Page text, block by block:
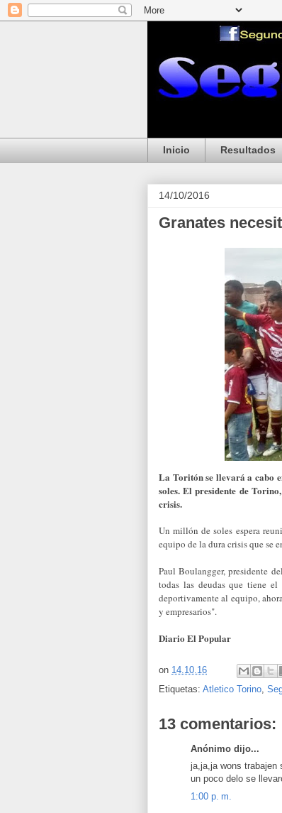
Inicio Resultados
14/10/2016
Granates
La Toritón se llevará a cabo
soles. El presidente de
crisis.
Un millón de soles espera
equipo de la dura crisis que se
Paul Boulangger, presidente
todas las deudas que tiene
deportivamente al equipo,
y empresarios".
Diario El Popular
on 14.10.16
Etiquetas: Atletico Torino
13 comentarios:
Anónimo dijo...
ja,ja,ja wons trabajen
un poco delo se
1:00 p. m.